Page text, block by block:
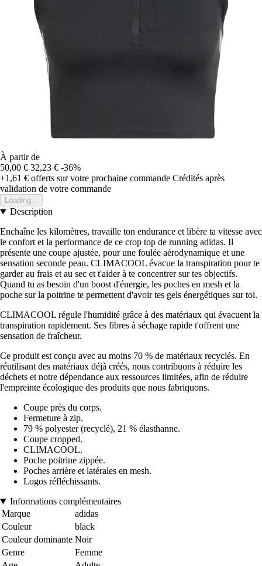
À partir de
50,00 € 32,23 € -36%
+1,61 € offerts sur votre prochaine commande Crédités après
validation de votre commande
Loading...
Description
Enchaîne les kilomètres, travaille ton endurance et libère ta vitesse avec
le confort et la performance de ce crop top de running adidas. Il
présente une coupe ajustée, pour une foulée aérodynamique et une
sensation seconde peau. CLIMACOOL évacue la transpiration pour te
garder au frais et au sec et t'aider à te concentrer sur tes objectifs.
Quand tu as besoin d'un boost d'énergie, les poches en mesh et la
poche sur la poitrine te permettent d'avoir tes gels énergétiques sur toi.
CLIMACOOL régule l'humidité grâce à des matériaux qui évacuent la
transpiration rapidement. Ses fibres à séchage rapide t'offrent une
sensation de fraîcheur.
Ce produit est conçu avec au moins 70 % de matériaux recyclés. En
réutilisant des matériaux déjà créés, nous contribuons à réduire les
déchets et notre dépendance aux ressources limitées, afin de réduire
l'empreinte écologique des produits que nous fabriquons.
Coupe près du corps.
Fermeture à zip.
79 % polyester (recyclé), 21 % élasthanne.
Coupe cropped.
CLIMACOOL.
Poche poitrine zippée.
Poches arrière et latérales en mesh.
Logos réfléchissants.
Informations complémentaires
Marque
adidas
Couleur
black
Couleur dominante Noir
Genre
Femme